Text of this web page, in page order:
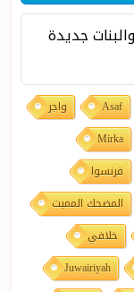
جديدة
Asaf
واجر
Mirka
فرنسوا
المضحك المميت
خلافي
Juwairiyah